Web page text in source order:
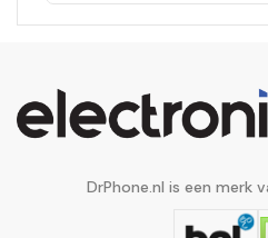
DrPhone.nl is een merk